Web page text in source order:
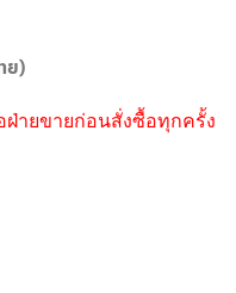
ย)
ายขายก่อนสั่งซื้อทุกครั้ง